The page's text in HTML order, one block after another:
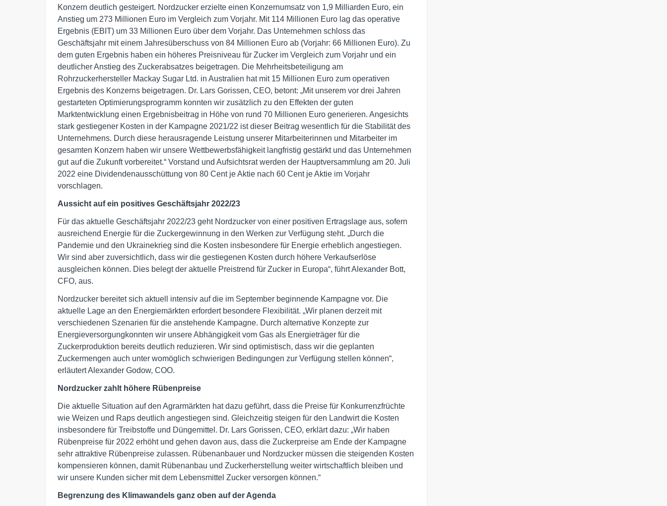
Konzern deutlich gesteigert. Nordzucker erzielte einen Konzernumsatz von 1,9 Milliarden Euro, ein
Anstieg um 273 Millionen Euro im Vergleich zum Vorjahr. Mit 114 Millionen Euro lag das operative
Ergebnis (EBIT) um 33 Millionen Euro über dem Vorjahr. Das Unternehmen schloss das
Geschäftsjahr mit einem Jahresüberschuss von 84 Millionen Euro ab (Vorjahr: 66 Millionen Euro). Zu
dem guten Ergebnis haben ein höheres Preisniveau für Zucker im Vergleich zum Vorjahr und ein
deutlicher Anstieg des Zuckerabsatzes beigetragen. Die Mehrheitsbeteiligung am
Rohrzuckerhersteller Mackay Sugar Ltd. in Australien hat mit 15 Millionen Euro zum operativen
Ergebnis des Konzerns beigetragen. Dr. Lars Gorissen, CEO, betont: „Mit unserem vor drei Jahren
gestarteten Optimierungsprogramm konnten wir zusätzlich zu den Effekten der guten
Marktentwicklung einen Ergebnisbeitrag in Höhe von rund 70 Millionen Euro generieren. Angesichts
stark gestiegener Kosten in der Kampagne 2021/22 ist dieser Beitrag wesentlich für die Stabilität des
Unternehmens. Durch diese herausragende Leistung unserer Mitarbeiterinnen und Mitarbeiter im
gesamten Konzern haben wir unsere Wettbewerbsfähigkeit langfristig gestärkt und das Unternehmen
gut auf die Zukunft vorbereitet.“ Vorstand und Aufsichtsrat werden der Hauptversammlung am 20. Juli
2022 eine Dividendenausschüttung von 80 Cent je Aktie nach 60 Cent je Aktie im Vorjahr
vorschlagen.
Aussicht auf ein positives Geschäftsjahr 2022/23
Für das aktuelle Geschäftsjahr 2022/23 geht Nordzucker von einer positiven Ertragslage aus, sofern
ausreichend Energie für die Zuckergewinnung in den Werken zur Verfügung steht. „Durch die
Pandemie und den Ukrainekrieg sind die Kosten insbesondere für Energie erheblich angestiegen.
Wir sind aber zuversichtlich, dass wir die gestiegenen Kosten durch höhere Verkaufserlöse
ausgleichen können. Dies belegt der aktuelle Preistrend für Zucker in Europa“, führt Alexander Bott,
CFO, aus.
Nordzucker bereitet sich aktuell intensiv auf die im September beginnende Kampagne vor. Die
aktuelle Lage an den Energiemärkten erfordert besondere Flexibilität. „Wir planen derzeit mit
verschiedenen Szenarien für die anstehende Kampagne. Durch alternative Konzepte zur
Energieversorgungkonnten wir unsere Abhängigkeit vom Gas als Energieträger für die
Zuckerproduktion bereits deutlich reduzieren. Wir sind optimistisch, dass wir die geplanten
Zuckermengen auch unter womöglich schwierigen Bedingungen zur Verfügung stellen können“,
erläutert Alexander Godow, COO.
Nordzucker zahlt höhere Rübenpreise
Die aktuelle Situation auf den Agrarmärkten hat dazu geführt, dass die Preise für Konkurrenzfrüchte
wie Weizen und Raps deutlich angestiegen sind. Gleichzeitig steigen für den Landwirt die Kosten
insbesondere für Treibstoffe und Düngemittel. Dr. Lars Gorissen, CEO, erklärt dazu: „Wir haben
Rübenpreise für 2022 erhöht und gehen davon aus, dass die Zuckerpreise am Ende der Kampagne
sehr attraktive Rübenpreise zulassen. Rübenanbauer und Nordzucker müssen die steigenden Kosten
kompensieren können, damit Rübenanbau und Zuckerherstellung weiter wirtschaftlich bleiben und
wir unsere Kunden sicher mit dem Lebensmittel Zucker versorgen können.“
Begrenzung des Klimawandels ganz oben auf der Agenda